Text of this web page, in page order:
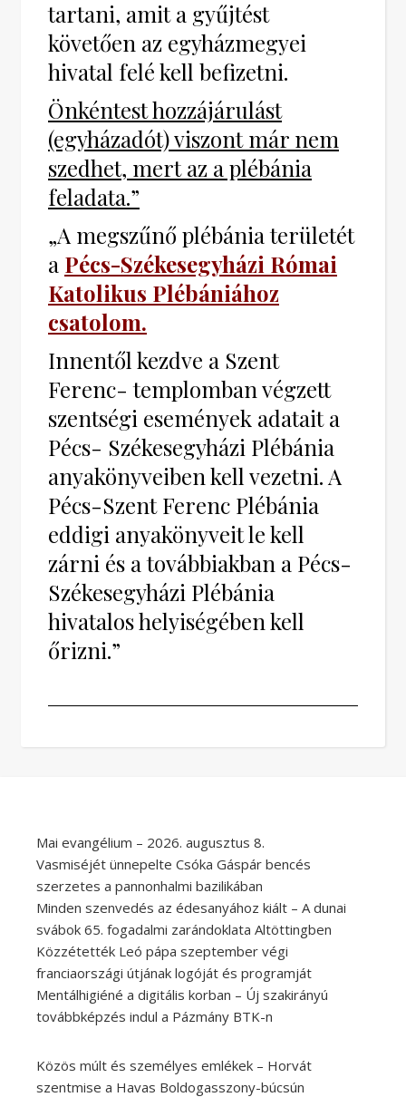
tartani, amit a gyűjtést
követően az egyházmegyei
hivatal felé kell befizetni.
Önkéntest hozzájárulást
(egyházadót) viszont már nem
szedhet, mert az a plébánia
feladata.”
„A megszűnő plébánia területét
a Pécs-Székesegyházi Római
Katolikus Plébániához
csatolom.
Innentől kezdve a Szent
Ferenc- templomban végzett
szentségi események adatait a
Pécs- Székesegyházi Plébánia
anyakönyveiben kell vezetni. A
Pécs-Szent Ferenc Plébánia
eddigi anyakönyveit le kell
zárni és a továbbiakban a Pécs-
Székesegyházi Plébánia
hivatalos helyiségében kell
őrizni.”
Mai evangélium – 2026. augusztus 8.
Vasmiséjét ünnepelte Csóka Gáspár bencés
szerzetes a pannonhalmi bazilikában
Minden szenvedés az édesanyához kiált – A dunai
svábok 65. fogadalmi zarándoklata Altöttingben
Közzétették Leó pápa szeptember végi
franciaországi útjának logóját és programját
Mentálhigiéné a digitális korban – Új szakirányú
továbbképzés indul a Pázmány BTK-n
Közös múlt és személyes emlékek – Horvát
szentmise a Havas Boldogasszony-búcsún